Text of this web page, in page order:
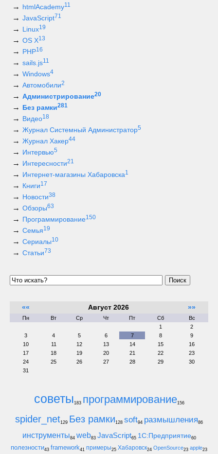
htmlAcademy11
JavaScript71
Linux19
OS X13
PHP16
sails.js11
Windows4
Автомобили2
Администрирование20
Без рамки281
Видео18
Журнал Системный Администратор5
Журнал Хакер44
Интервью5
Интересности21
Интернет-магазины Хабаровска1
Книги17
Новости38
Обзоры63
Программирование150
Семья19
Сериалы10
Статьи 73
Поиск
«« Август 2026 »»
Пн Вт Ср Чт Пт Сб
Вс
1
2
3
4 5 6 7 8
9
10
11 12 13 14 15
16
17
18 19 20 21 22
23
24
25 26 27 28 29
30
31
советы183 программирование156
spider_net129 Без рамки128 soft94 размышления86
инструменты84 web83 JavaScript65 1С:Предприятие60
полезности43 framework41 примеры25 Хабаровск24 OpenSource23 apple23